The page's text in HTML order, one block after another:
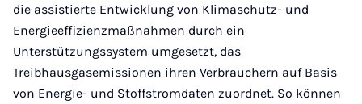
die assistierte Entwicklung von Klimaschutz- und
Energieeffizienzmaßnahmen durch ein
Unterstützungssystem umgesetzt, das
Treibhausgasemissionen ihren Verbrauchern auf Basis
von Energie- und Stoffstromdaten zuordnet. So können